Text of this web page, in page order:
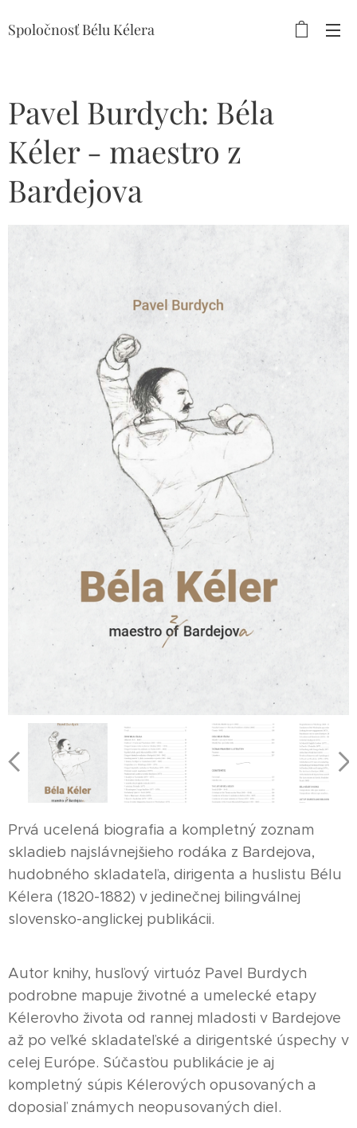
Spoločnosť Bélu Kélera
Pavel Burdych: Béla
Kéler - maestro z
Bardejova
Prvá ucelená biografia a kompletný zoznam
skladieb najslávnejšieho rodáka z Bardejova,
hudobného skladateľa, dirigenta a huslistu Bélu
Kélera (1820-1882) v jedinečnej bilingválnej
slovensko-anglickej publikácii.
Autor knihy, husľový virtuóz Pavel Burdych
podrobne mapuje životné a umelecké etapy
Kélerovho života od rannej mladosti v Bardejove
až po veľké skladateľské a dirigentské úspechy v
celej Európe. Súčasťou publikácie je aj
kompletný súpis Kélerových opusovaných a
doposiaľ známych neopusovaných diel.